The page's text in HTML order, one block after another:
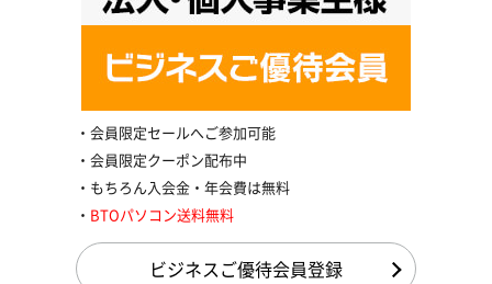
会員限定セールへご参加可能
会員限定クーポン配布中
もちろん入会金・年会費は無料
BTOパソコン送料無料
ビジネスご優待会員登録